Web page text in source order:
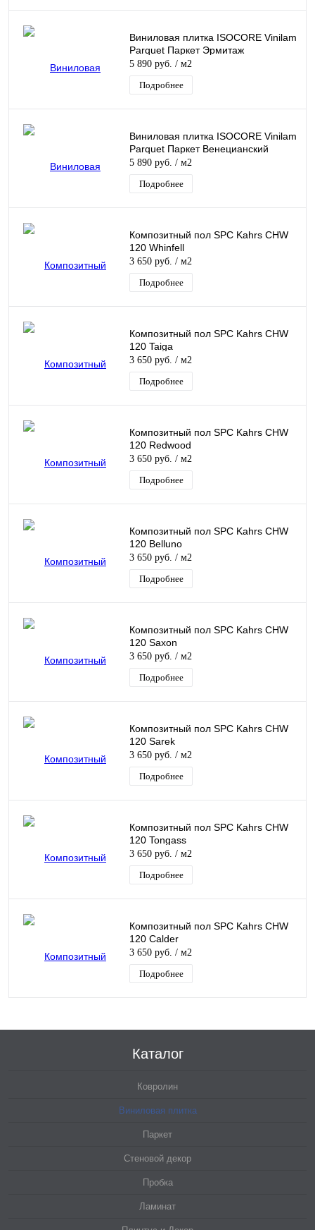
Виниловая плитка ISOCORE Vinilam
Parquet Паркет Эрмитаж
5 890 руб. / м2
Подробнее
Виниловая плитка ISOCORE Vinilam
Parquet Паркет Венецианский
5 890 руб. / м2
Подробнее
Композитный пол SPC Kahrs CHW
120 Whinfell
3 650 руб. / м2
Подробнее
Композитный пол SPC Kahrs CHW
120 Taiga
3 650 руб. / м2
Подробнее
Композитный пол SPC Kahrs CHW
120 Redwood
3 650 руб. / м2
Подробнее
Композитный пол SPC Kahrs CHW
120 Belluno
3 650 руб. / м2
Подробнее
Композитный пол SPC Kahrs CHW
120 Saxon
3 650 руб. / м2
Подробнее
Композитный пол SPC Kahrs CHW
120 Sarek
3 650 руб. / м2
Подробнее
Композитный пол SPC Kahrs CHW
120 Tongass
3 650 руб. / м2
Подробнее
Композитный пол SPC Kahrs CHW
120 Calder
3 650 руб. / м2
Подробнее
Каталог
Ковролин
Виниловая плитка
Паркет
Стеновой декор
Пробка
Ламинат